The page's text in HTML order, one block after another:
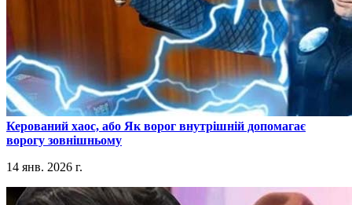
​Керований хаос, або Як ворог внутрішній допомагає
ворогу зовнішньому
14 янв. 2026 г.